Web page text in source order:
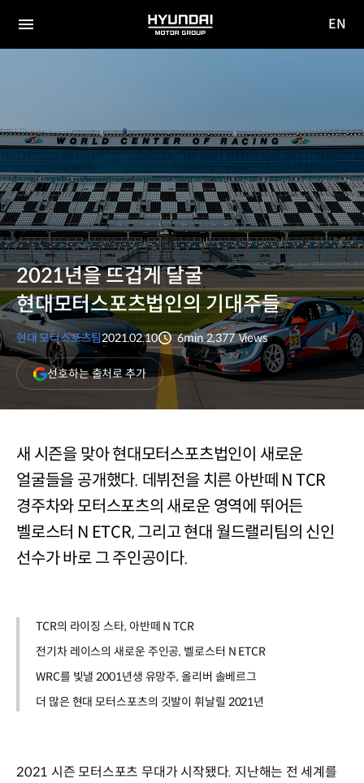
전체
HYUNDAI
MOTOR
EN
2021년을 뜨겁게 달굴
현대모터스포츠법인의 기대주들
현대 모터스포츠팀2021.02.10
분량
6min
조회수
2,377 Views
선호하는 출처로 추가(새
창
열림)
새 시즌을 맞아 현대모터스포츠법인이 새로운
얼굴들을 공개했다. 데뷔전을 치른 아반떼 N TCR
경주차와 모터스포츠의 새로운 영역에 뛰어든
벨로스터 N ETCR, 그리고 현대 월드랠리팀의 신인
선수가 바로 그 주인공이다.
TCR의 라이징 스타, 아반떼 N TCR
전기차 레이스의 새로운 주인공, 벨로스터 N ETCR
WRC를 빛낼 2001년생 유망주, 올리버 솔베르그
더 많은 현대 모터스포츠의 깃발이 휘날릴 2021년
2021 시즌 모터스포츠 무대가 시작됐다. 지난해는 전 세계를